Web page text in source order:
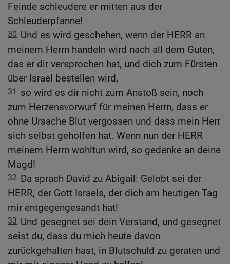
Feinde schleudere er mitten aus der
Schleuderpfanne!
30 Und es wird geschehen, wenn der HERR an
meinem Herrn handeln wird nach all dem Guten,
das er dir versprochen hat, und dich zum Fürsten
über Israel bestellen wird,
31
so wird es dir nicht zum Anstoß sein, noch
zum Herzensvorwurf für meinen Herrn, dass er
ohne Ursache Blut vergossen und dass mein Herr
sich selbst geholfen hat. Wenn nun der HERR
meinem Herrn wohltun wird, so gedenke an deine
Magd!
32 Da sprach David zu Abigail: Gelobt sei der
HERR, der Gott Israels, der dich am heutigen Tag
mir entgegengesandt hat!
33 Und gesegnet sei dein Verstand, und gesegnet
seist du, dass du mich heute davon
zurückgehalten hast, in Blutschuld zu geraten und